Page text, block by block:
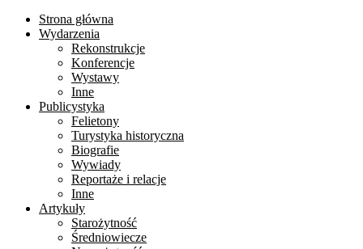
Strona główna
Wydarzenia
Rekonstrukcje
Konferencje
Wystawy
Inne
Publicystyka
Felietony
Turystyka historyczna
Biografie
Wywiady
Reportaże i relacje
Inne
Artykuły
Starożytność
Średniowiecze